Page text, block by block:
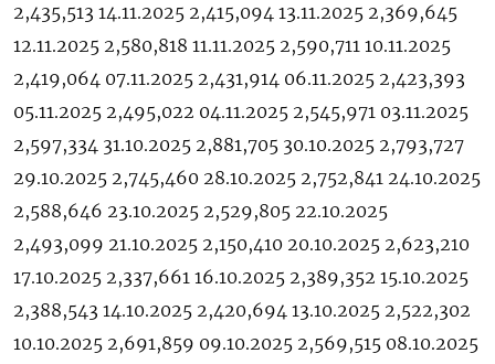
2,435,513 14.11.2025 2,415,094 13.11.2025 2,369,645
12.11.2025 2,580,818 11.11.2025 2,590,711 10.11.2025
2,419,064 07.11.2025 2,431,914 06.11.2025 2,423,393
05.11.2025 2,495,022 04.11.2025 2,545,971 03.11.2025
2,597,334 31.10.2025 2,881,705 30.10.2025 2,793,727
29.10.2025 2,745,460 28.10.2025 2,752,841 24.10.2025
2,588,646 23.10.2025 2,529,805 22.10.2025
2,493,099 21.10.2025 2,150,410 20.10.2025 2,623,210
17.10.2025 2,337,661 16.10.2025 2,389,352 15.10.2025
2,388,543 14.10.2025 2,420,694 13.10.2025 2,522,302
10.10.2025 2,691,859 09.10.2025 2,569,515 08.10.2025